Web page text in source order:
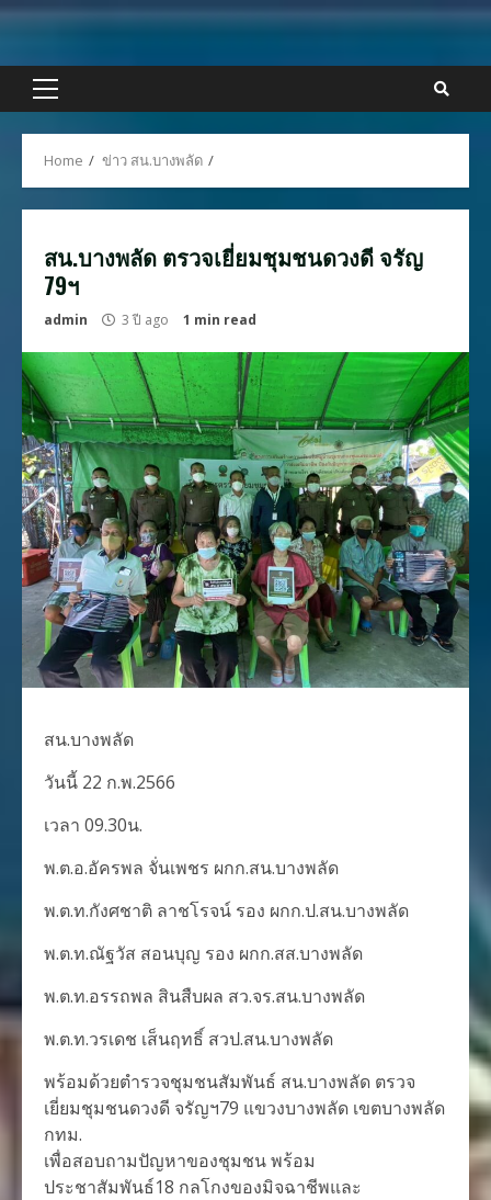
Skip
content
Primary
Home ข่าว สน.บางพลัด
สน.บางพลัด ตรวจเยี่ยมชุมชนดวงดี จรัญ
79ฯ
admin 3 ปี ago 1 min read
สน.บางพลัด
วันนี้ 22 ก.พ.2566
เวลา 09.30น.
พ.ต.อ.อัครพล จั่นเพชร ผกก.สน.บางพลัด
พ.ต.ท.กังศชาติ ลาชโรจน์ รอง ผกก.ป.สน.บางพลัด
พ.ต.ท.ณัฐวัส สอนบุญ รอง ผกก.สส.บางพลัด
พ.ต.ท.อรรถพล สินสืบผล สว.จร.สน.บางพลัด
พ.ต.ท.วรเดช เส็นฤทธิ์ สวป.สน.บางพลัด
พร้อมด้วยตำรวจชุมชนสัมพันธ์ สน.บางพลัด ตรวจ
เยี่ยมชุมชนดวงดี จรัญฯ79 แขวงบางพลัด เขตบางพลัด
กทม.
เพื่อสอบถามปัญหาของชุมชน พร้อม
ประชาสัมพันธ์18 กลโกงของมิจฉาชีพและ